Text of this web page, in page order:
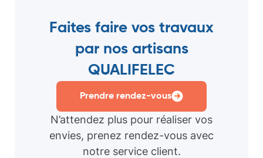
Faites faire vos travaux
par nos artisans
QUALIFELEC
Prendre rendez-vous
N’attendez plus pour réaliser vos
envies, prenez rendez-vous avec
notre service client.